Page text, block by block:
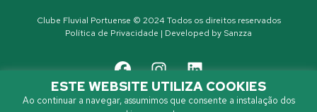
Clube Fluvial Portuense © 2024 Todos os direitos reservados
Política de Privacidade | Developed by Sanzza
ESTE WEBSITE UTILIZA COOKIES
Ao continuar a navegar, assumimos que consente a instalação dos